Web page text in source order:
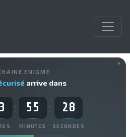
ENIGME
arrive dans
: 55
MINUTES
: 28
SECONDES